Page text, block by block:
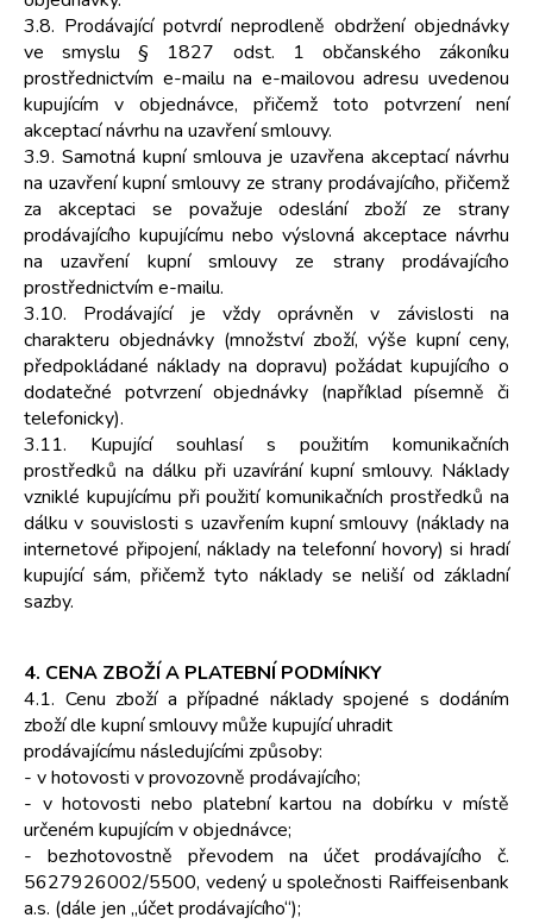
3.8. Prodávající potvrdí neprodleně obdržení objednávky
ve smyslu § 1827 odst. 1 občanského zákoníku
prostřednictvím e-mailu na e-mailovou adresu uvedenou
kupujícím v objednávce, přičemž toto potvrzení není
akceptací návrhu na uzavření smlouvy.
3.9. Samotná kupní smlouva je uzavřena akceptací návrhu
na uzavření kupní smlouvy ze strany prodávajícího, přičemž
za akceptaci se považuje odeslání zboží ze strany
prodávajícího kupujícímu nebo výslovná akceptace návrhu
na uzavření kupní smlouvy ze strany prodávajícího
prostřednictvím e-mailu.
3.10. Prodávající je vždy oprávněn v závislosti na
charakteru objednávky (množství zboží, výše kupní ceny,
předpokládané náklady na dopravu) požádat kupujícího o
dodatečné potvrzení objednávky (například písemně či
telefonicky).
3.11. Kupující souhlasí s použitím komunikačních
prostředků na dálku při uzavírání kupní smlouvy. Náklady
vzniklé kupujícímu při použití komunikačních prostředků na
dálku v souvislosti s uzavřením kupní smlouvy (náklady na
internetové připojení, náklady na telefonní hovory) si hradí
kupující sám, přičemž tyto náklady se neliší od základní
sazby.
4. CENA ZBOŽÍ A PLATEBNÍ PODMÍNKY
4.1. Cenu zboží a případné náklady spojené s dodáním
zboží dle kupní smlouvy může kupující uhradit
prodávajícímu následujícími způsoby:
- v hotovosti v provozovně prodávajícího;
- v hotovosti nebo platební kartou na dobírku v místě
určeném kupujícím v objednávce;
- bezhotovostně převodem na účet prodávajícího č.
5627926002/5500, vedený u společnosti Raiffeisenbank
a.s. (dále jen „účet prodávajícího“);